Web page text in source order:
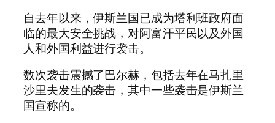
自去年以来，伊斯兰国已成为塔利班政府面
临的最大安全挑战，对阿富汗平民以及外国
人和外国利益进行袭击。
数次袭击震撼了巴尔赫，包括去年在马扎里
沙里夫发生的袭击，其中一些袭击是伊斯兰
国宣称的。